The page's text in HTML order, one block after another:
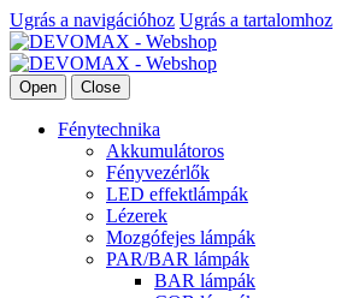
Ugrás a navigációhoz Ugrás a tartalomhoz
Open Close
Fénytechnika
Akkumulátoros
Fényvezérlők
LED effektlámpák
Lézerek
Mozgófejes lámpák
PAR/BAR lámpák
BAR lámpák